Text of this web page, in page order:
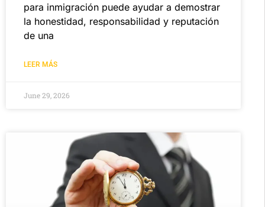
para inmigración puede ayudar a demostrar
la honestidad, responsabilidad y reputación
de una
LEER MÁS
June 29, 2026